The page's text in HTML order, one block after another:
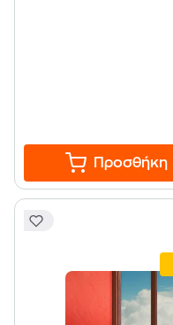
Προσθήκη